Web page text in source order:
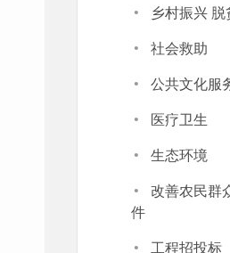
· 乡村振兴 脱
· 社会救助
· 公共文化服
· 医疗卫生
· 生态环境
·
改善农民群
件
工程招投标